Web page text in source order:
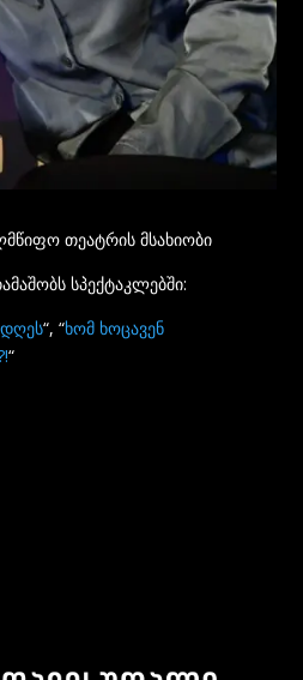
თეატრის მსახიობი
სპექტაკლებში:
“, “ხომ ხოცავენ
“